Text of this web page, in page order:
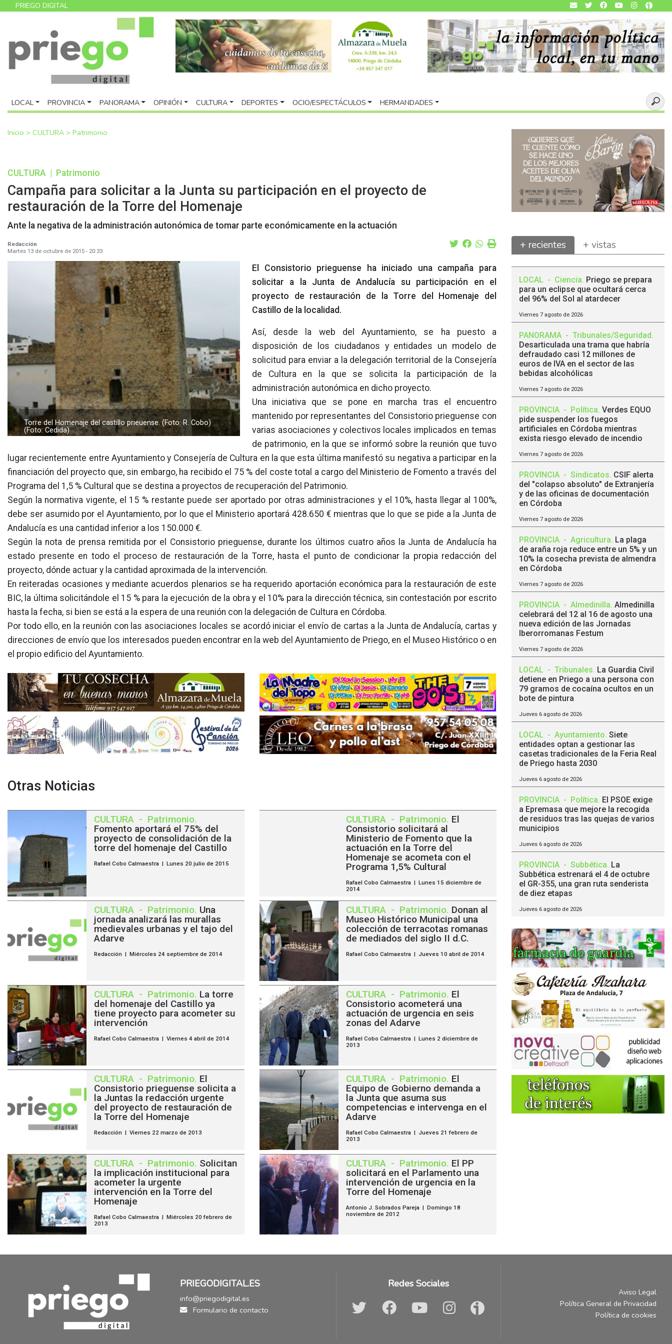
PRIEGO DIGITAL
LOCAL PROVINCIA PANORAMA OPINIÓN CULTURA DEPORTES OCIO/ESPECTÁCULOS HERMANDADES
Inicio > CULTURA > Patrimonio
CULTURA Patrimonio
Campaña para solicitar a la Junta su participación en el proyecto de
restauración de la Torre del Homenaje
Ante la negativa de la administración autonómica de tomar parte económicamente en la actuación
Redacción
Martes 13 de octubre de 2015 - 20:33
Torre del Homenaje del castillo prieuense. (Foto: R. Cobo)
(Foto: Cedida)
El Consistorio prieguense ha iniciado una campaña para
solicitar a la Junta de Andalucía su participación en el
proyecto de restauración de la Torre del Homenaje del
Castillo de la localidad.
Así, desde la web del Ayuntamiento, se ha puesto a
disposición de los ciudadanos y entidades un modelo de
solicitud para enviar a la delegación territorial de la Consejería
de Cultura en la que se solicita la participación de la
administración autonómica en dicho proyecto.
Una iniciativa que se pone en marcha tras el encuentro
mantenido por representantes del Consistorio prieguense con
varias asociaciones y colectivos locales implicados en temas
de patrimonio, en la que se informó sobre la reunión que tuvo
lugar recientemente entre Ayuntamiento y Consejería de Cultura en la que esta última manifestó su negativa a participar en la
financiación del proyecto que, sin embargo, ha recibido el 75 % del coste total a cargo del Ministerio de Fomento a través del
Programa del 1,5 % Cultural que se destina a proyectos de recuperación del Patrimonio.
Según la normativa vigente, el 15 % restante puede ser aportado por otras administraciones y el 10%, hasta llegar al 100%,
debe ser asumido por el Ayuntamiento, por lo que el Ministerio aportará 428.650 € mientras que lo que se pide a la Junta de
Andalucía es una cantidad inferior a los 150.000 €.
Según la nota de prensa remitida por el Consistorio prieguense, durante los últimos cuatro años la Junta de Andalucía ha
estado presente en todo el proceso de restauración de la Torre, hasta el punto de condicionar la propia redacción del
proyecto, dónde actuar y la cantidad aproximada de la intervención.
En reiteradas ocasiones y mediante acuerdos plenarios se ha requerido aportación económica para la restauración de este
BIC, la última solicitándole el 15 % para la ejecución de la obra y el 10% para la dirección técnica, sin contestación por escrito
hasta la fecha, si bien se está a la espera de una reunión con la delegación de Cultura en Córdoba.
Por todo ello, en la reunión con las asociaciones locales se acordó iniciar el envío de cartas a la Junta de Andalucía, cartas y
direcciones de envío que los interesados pueden encontrar en la web del Ayuntamiento de Priego, en el Museo Histórico o en
el propio edificio del Ayuntamiento.
Otras Noticias
CULTURA - Patrimonio.
Fomento aportará el 75% del
proyecto de consolidación de la
torre del homenaje del Castillo
Rafael Cobo Calmaestra | Lunes 20 julio de 2015
CULTURA - Patrimonio. El
Consistorio solicitará al
Ministerio de Fomento que la
actuación en la Torre del
Homenaje se acometa con el
Programa 1,5% Cultural
Rafael Cobo Calmaestra | Lunes 15 diciembre de
2014
CULTURA - Patrimonio. Una
jornada analizará las murallas
medievales urbanas y el tajo del
Adarve
Redacción | Miércoles 24 septiembre de 2014
CULTURA - Patrimonio. Donan al
Museo Histórico Municipal una
colección de terracotas romanas
de mediados del siglo II d.C.
Rafael Cobo Calmaestra | Jueves 10 abril de 2014
CULTURA - Patrimonio. La torre
del homenaje del Castillo ya
tiene proyecto para acometer su
intervención
Rafael Cobo Calmaestra | Viernes 4 abril de 2014
CULTURA - Patrimonio. El
Consistorio acometerá una
actuación de urgencia en seis
zonas del Adarve
Rafael Cobo Calmaestra | Lunes 2 diciembre de
2013
CULTURA - Patrimonio. El
Consistorio prieguense solicita a
la Juntas la redacción urgente
del proyecto de restauración de
la Torre del Homenaje
Redacción | Viernes 22 marzo de 2013
CULTURA - Patrimonio. El
Equipo de Gobierno demanda a
la Junta que asuma sus
competencias e intervenga en el
Adarve
Rafael Cobo Calmaestra | Jueves 21 febrero de
2013
CULTURA - Patrimonio. Solicitan
la implicación institucional para
acometer la urgente
intervención en la Torre del
Homenaje
Rafael Cobo Calmaestra | Miércoles 20 febrero de
2013
CULTURA - Patrimonio. El PP
solicitará en el Parlamento una
intervención de urgencia en la
Torre del Homenaje
Antonio J. Sobrados Pareja | Domingo 18
noviembre de 2012
+ recientes + vistas
LOCAL - Ciencia. Priego se prepara
para un eclipse que ocultará cerca
del 96% del Sol al atardecer
Viernes 7 agosto de 2026
PANORAMA - Tribunales/Seguridad.
Desarticulada una trama que habría
defraudado casi 12 millones de
euros de IVA en el sector de las
bebidas alcohólicas
Viernes 7 agosto de 2026
PROVINCIA - Política. Verdes EQUO
pide suspender los fuegos
artificiales en Córdoba mientras
exista riesgo elevado de incendio
Viernes 7 agosto de 2026
PROVINCIA - Sindicatos. CSIF alerta
del "colapso absoluto" de Extranjería
y de las oficinas de documentación
en Córdoba
Viernes 7 agosto de 2026
PROVINCIA - Agricultura. La plaga
de araña roja reduce entre un 5% y un
10% la cosecha prevista de almendra
en Córdoba
Viernes 7 agosto de 2026
PROVINCIA - Almedinilla. Almedinilla
celebrará del 12 al 16 de agosto una
nueva edición de las Jornadas
Iberorromanas Festum
Viernes 7 agosto de 2026
LOCAL - Tribunales. La Guardia Civil
detiene en Priego a una persona con
79 gramos de cocaína ocultos en un
bote de pintura
Jueves 6 agosto de 2026
LOCAL - Ayuntamiento. Siete
entidades optan a gestionar las
casetas tradicionales de la Feria Real
de Priego hasta 2030
Jueves 6 agosto de 2026
PROVINCIA - Política. El PSOE exige
a Epremasa que mejore la recogida
de residuos tras las quejas de varios
municipios
Jueves 6 agosto de 2026
PROVINCIA - Subbética. La
Subbética estrenará el 4 de octubre
el GR-355, una gran ruta senderista
de diez etapas
Jueves 6 agosto de 2026
PRIEGODIGITAL.ES
info@priegodigital.es
Formulario de contacto
Redes Sociales
Aviso Legal
Política General de Privacidad
Política de cookies